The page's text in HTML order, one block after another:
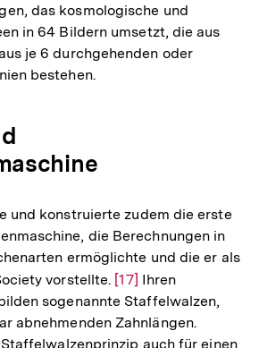
Fußnote
das kosmologische und
in 64 Bildern umsetzt, die aus
je 6 durchgehenden oder
bestehen.
und konstruierte zudem die erste
die Berechnungen in
ermöglichte und die er als
vorstellte. Zur
Auflösung
der
[17] Ihren
sogenannte Staffelwalzen,
abnehmenden Zahnlängen.
auch für einen